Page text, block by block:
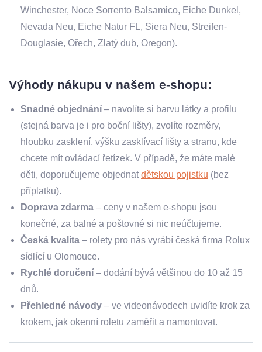
Winchester, Noce Sorrento Balsamico, Eiche Dunkel,
Nevada Neu, Eiche Natur FL, Siera Neu, Streifen-
Douglasie, Ořech, Zlatý dub, Oregon).
Výhody nákupu v našem e-shopu:
Snadné objednání – navolíte si barvu látky a profilu
(stejná barva je i pro boční lišty), zvolíte rozměry,
hloubku zasklení, výšku zasklívací lišty a stranu, kde
chcete mít ovládací řetízek. V případě, že máte malé
děti, doporučujeme objednatdětskou pojistku (bez
příplatku).
Doprava zdarma – ceny v našem e-shopu jsou
konečné, za balné a poštovné si nic neúčtujeme.
Česká kvalita – rolety pro nás vyrábí česká firma Rolux
sídlící u Olomouce.
Rychlé doručení – dodání bývá většinou do 10 až 15
dnů.
Přehledné návody – ve videonávodech uvidíte krok za
krokem, jak okenní roletu zaměřit a namontovat.